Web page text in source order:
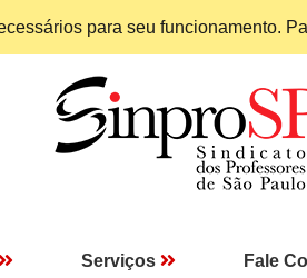
para seu funcionamento.
Serviços Fale